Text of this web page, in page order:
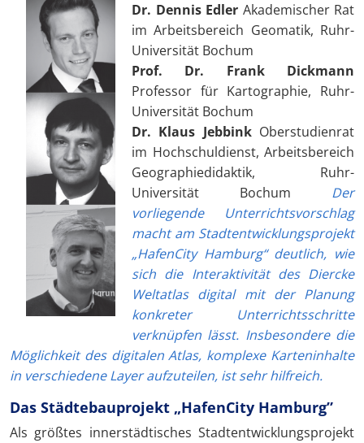
Dr. Dennis Edler Akademischer Rat
im Arbeitsbereich Geomatik, Ruhr-
Universität Bochum
Prof. Dr. Frank Dickmann
Professor für Kartographie, Ruhr-
Universität Bochum
Dr. Klaus JebbinkOberstudienrat
im Hochschuldienst, Arbeitsbereich
Geographiedidaktik, Ruhr-
Universität Bochum Der
vorliegende Unterrichtsvorschlag
macht am Stadtentwicklungsprojekt
„HafenCity Hamburg“ deutlich, wie
sich die Interaktivität des Diercke
Weltatlas digital mit der Planung
konkreter Unterrichtsschritte
verknüpfen lässt. Insbesondere die
Möglichkeit des digitalen Atlas, komplexe Karteninhalte
in verschiedene Layer aufzuteilen, ist sehr hilfreich.
Das Städtebauprojekt „HafenCity Hamburg”
Als größtes innerstädtisches Stadtentwicklungsprojekt